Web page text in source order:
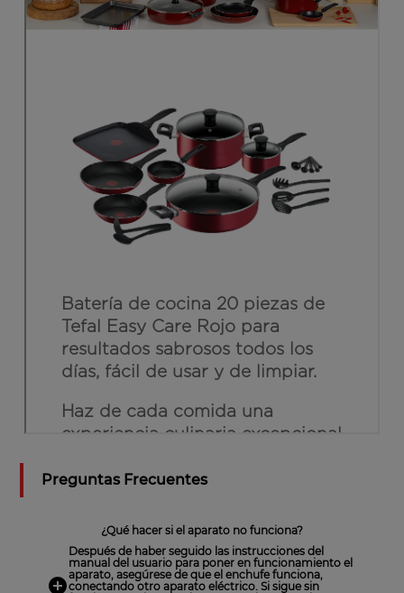
Preguntas Frecuentes
¿Qué hacer si el aparato no funciona?